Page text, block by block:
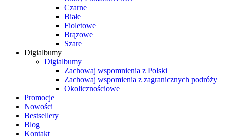
Czarne
Białe
Fioletowe
Brązowe
Szare
Digialbumy
Digialbumy
Zachowaj wspomnienia z Polski
Zachowaj wspomienia z zagranicznych podróży
Okolicznościowe
Promocje
Nowości
Bestsellery
Blog
Kontakt